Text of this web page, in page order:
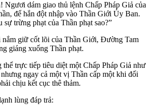
Ngươi dám giao thủ lệnh Chấp Pháp Giả của
để hắn đột nhập vào Thần Giới Ủy Ban.
trừng phạt của Thần phạt sao?”
giữ cốt lõi của Thần Giới, Đường Tam
giáng xuống Thần phạt.
trực tiếp tiêu diệt một Chấp Pháp Giả như
ngay cả một vị Thần cấp một khi đối
chịu kết cục thê thảm.
lùng đáp trả: